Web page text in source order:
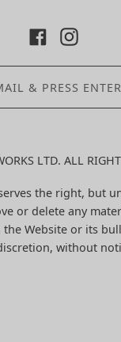
LTD. ALL
the right, but
or delete any
the Website or its
without